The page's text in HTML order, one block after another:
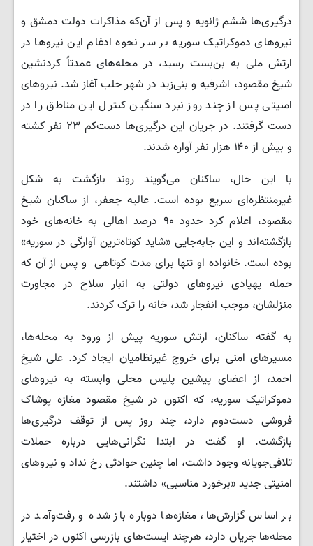
درگیری‌ها ششم ژانویه و پس از آن‌که مذاکرات دولت دمشق و
نیروهای دموکراتیک سوریه بر سر نحوه ادغام این نیروها در
ارتش ملی به بن‌بست رسید، در محله‌های عمدتاً کردنشین
شیخ مقصود، اشرفیه و بنی‌زید در شهر حلب آغاز شد. نیروهای
امنیتی پس از چند روز نبرد سنگین کنترل این مناطق را در
دست گرفتند. در جریان این درگیری‌ها دست‌کم ۲۳ نفر کشته
و بیش از ۱۴۰ هزار نفر آواره شدند.
با این حال، ساکنان می‌گویند روند بازگشت به شکل
غیرمنتظره‌ای سریع بوده است. عالیه جعفر، از ساکنان شیخ
مقصود، اعلام کرد حدود ۹۰ درصد اهالی به خانه‌های خود
بازگشته‌اند و این جابه‌جایی «شاید کوتاه‌ترین آوارگی در سوریه»
بوده است. خانواده او تنها برای مدت کوتاهی و پس از آن که
حمله پهپادی نیروهای دولتی به انبار سلاح در مجاورت
منزلشان، موجب انفجار شد، خانه را ترک کردند.
به گفته ساکنان، ارتش سوریه پیش از ورود به محله‌ها،
مسیرهای امنی برای خروج غیرنظامیان ایجاد کرد. علی شیخ
احمد، از اعضای پیشین پلیس محلی وابسته به نیروهای
دموکراتیک سوریه، که اکنون در شیخ مقصود مغازه پوشاک
فروشی دست‌دوم دارد، چند روز پس از توقف درگیری‌ها
بازگشت. او گفت در ابتدا نگرانی‌هایی درباره حملات
تلافی‌جویانه وجود داشت، اما چنین حوادثی رخ نداد و نیروهای
امنیتی جدید «برخورد مناسبی» داشتند.
بر اساس گزارش‌ها، مغازه‌ها دوباره باز شده و رفت‌وآمد در
محله‌ها جریان دارد، هرچند ایست‌های بازرسی اکنون در اختیار